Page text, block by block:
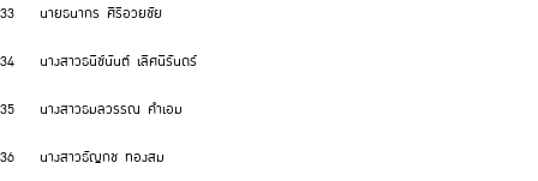
33 นายธนากร ศิริอวยชัย
34 นางสาวธนิช์นันต์ เลิศนิรันดร์
35 นางสาวธมลวรรณ คำเอม
36 นางสาวธัญกช ทองสม